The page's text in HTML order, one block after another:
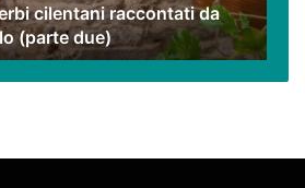
cilentani raccontati da
(parte due)